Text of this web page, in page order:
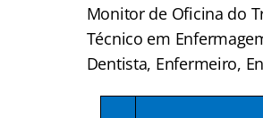
Monitor de Oficina do
Técnico em
Dentista, Enfermeiro,